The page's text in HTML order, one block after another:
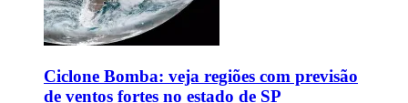
Ciclone Bomba: veja regiões com previsão
de ventos fortes no estado de SP